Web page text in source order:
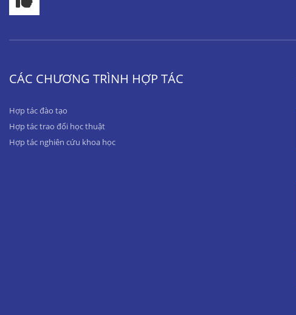
CÁC CHƯƠNG TRÌNH HỢP TÁC
Hợp tác đào tạo
Hợp tác trao đổi học thuật
Hợp tác nghiên cứu khoa học